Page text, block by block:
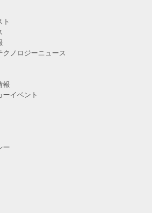
ト
クノロジーニュース
報
ーイベント
ー